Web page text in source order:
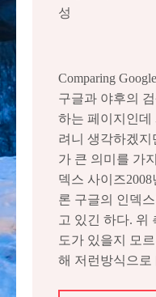
성
Comparing
구글과 야후의
하는 페이지인데
려니 생각하겠
가 큰 의미를 가
덱스 사이즈
론 구글의 인덱
고 있긴 하다. 위
도가 있을지 모
해 저런방식으